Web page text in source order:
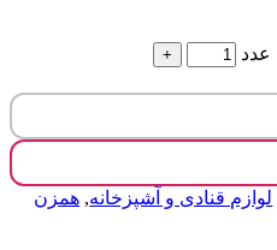
لوازم قنادی و آشپزخانه, همزن